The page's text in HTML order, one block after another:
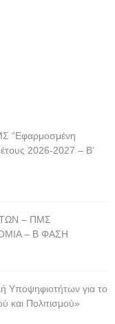
“Εφαρμοσμένη
2026-2027 – Β’
– ΠΜΣ
– Β ΦΑΣΗ
για το
και Πολιτισμού»